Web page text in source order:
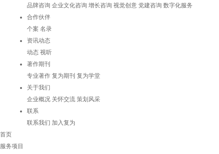
品牌咨询 企业文化咨询 增长咨询 视觉创意 党建咨询 数字化服务
合作伙伴
个案 名录
资讯动态
动态 视听
著作期刊
专业著作 复为期刊 复为学堂
关于我们
企业概况 关怀交流 策划风采
联系
联系我们 加入复为
首页
服务项目